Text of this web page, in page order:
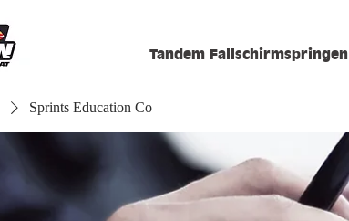
Tandem Fallschirmspringen
Sprints Education Co